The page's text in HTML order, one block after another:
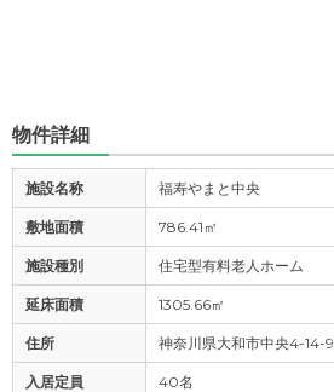
物件詳細
施設名称 福寿やまと中央
敷地面積 786.41㎡
施設種別 住宅型有料老人ホーム
延床面積 1305.66㎡
住所 神奈川県大和市中央4-14-9
入居定員 40名